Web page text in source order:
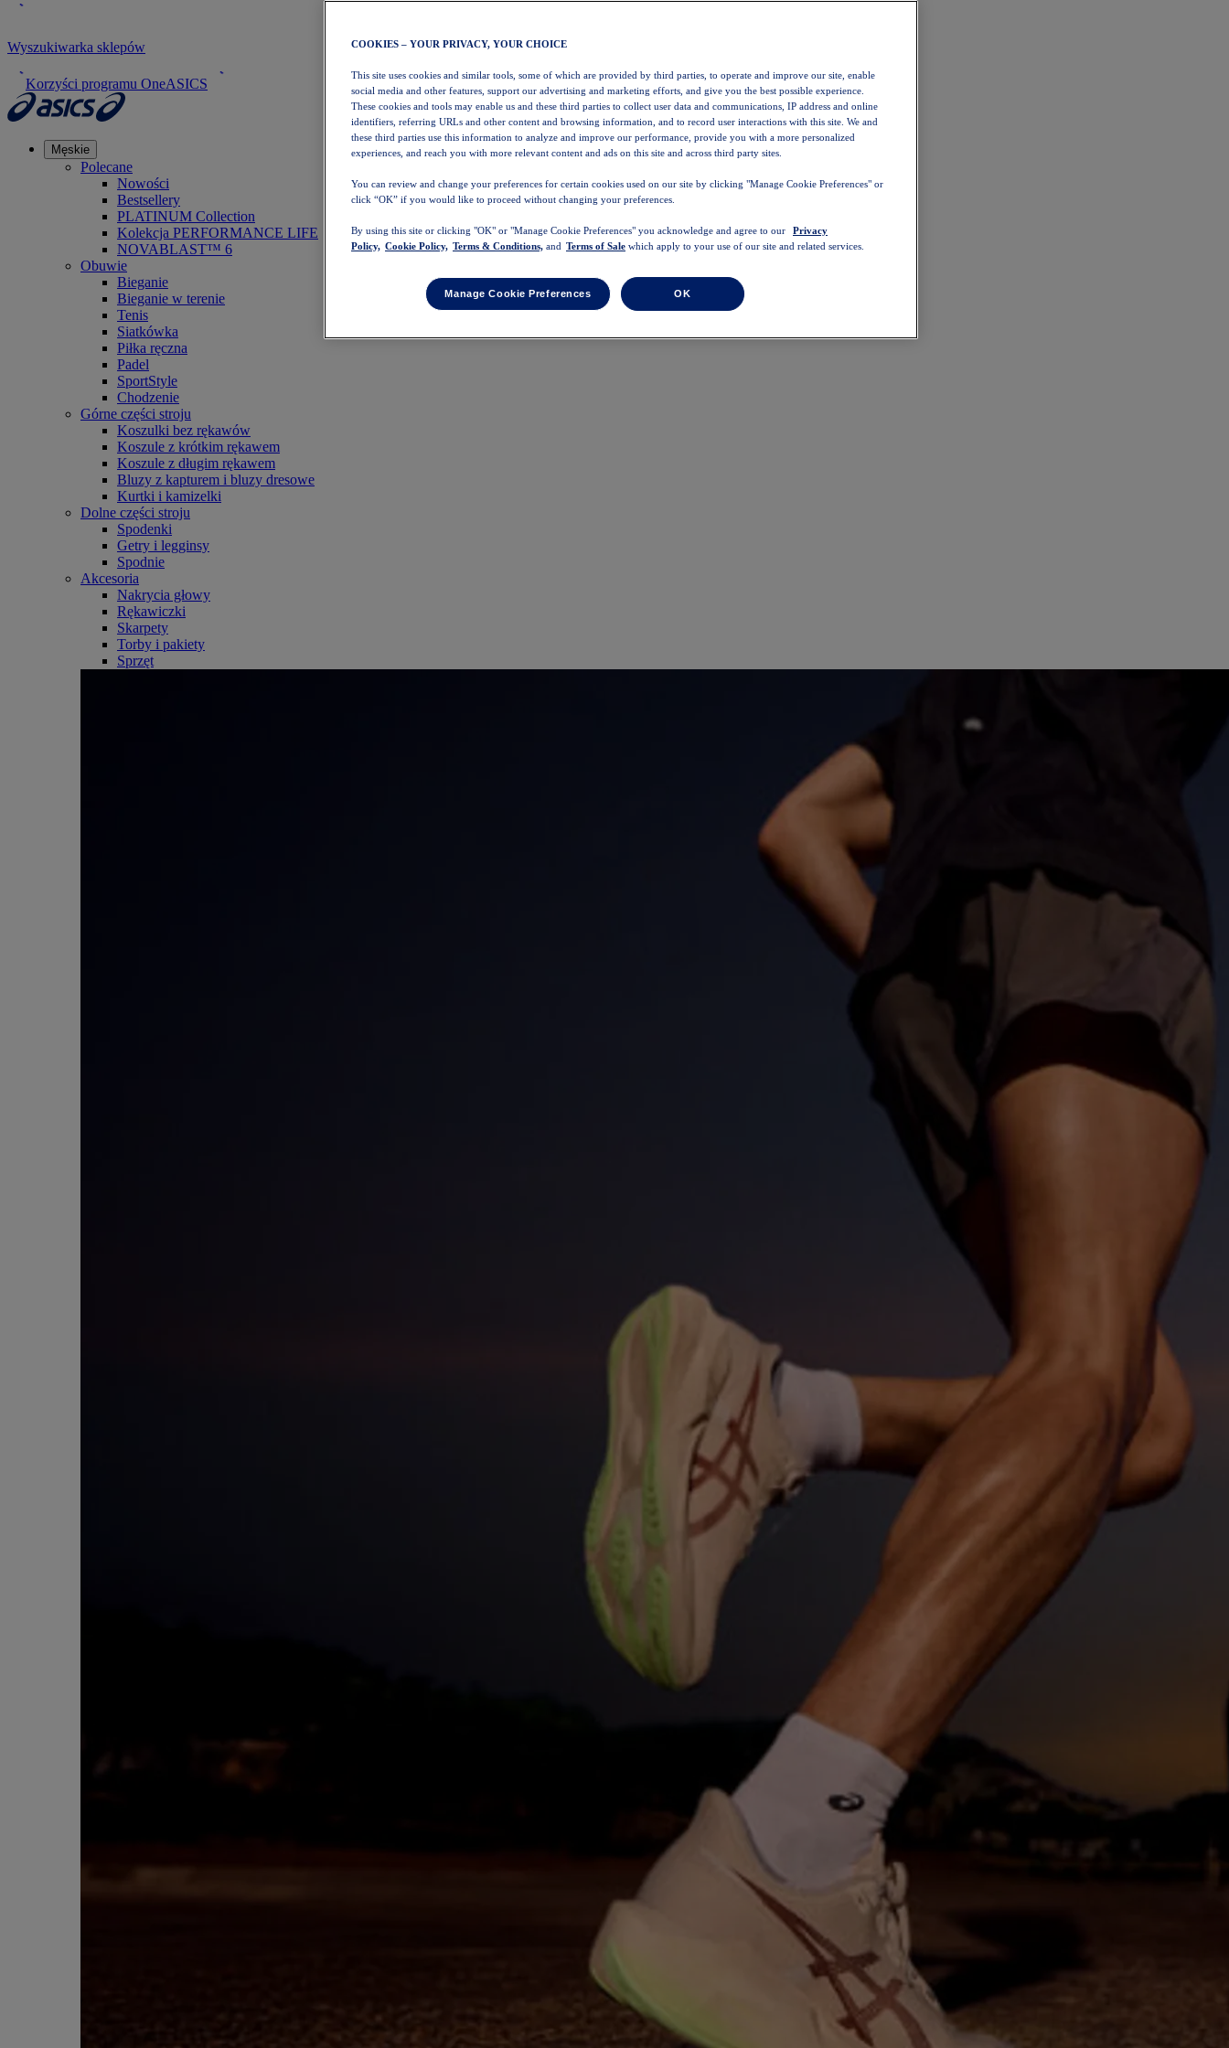
Wyszukiwarka sklepów
Korzyści programu OneASICS
Męskie
Polecane
Nowości
Bestsellery
PLATINUM Collection
Kolekcja PERFORMANCE LIFE
NOVABLAST™ 6
Obuwie
Bieganie
Bieganie w terenie
Tenis
Siatkówka
Piłka ręczna
Padel
SportStyle
Chodzenie
Górne części stroju
Koszulki bez rękawów
Koszule z krótkim rękawem
Koszule z długim rękawem
Bluzy z kapturem i bluzy dresowe
Kurtki i kamizelki
Dolne części stroju
Spodenki
Getry i legginsy
Spodnie
Akcesoria
Nakrycia głowy
Rękawiczki
Skarpety
Torby i pakiety
Sprzęt
COOKIES – YOUR PRIVACY, YOUR CHOICE
This site uses cookies and similar tools, some of which are provided by third parties, to operate and improve our site, enable
social media and other features, support our advertising and marketing efforts, and give you the best possible experience.
These cookies and tools may enable us and these third parties to collect user data and communications, IP address and online
identifiers, referring URLs and other content and browsing information, and to record user interactions with this site. We and
these third parties use this information to analyze and improve our performance, provide you with a more personalized
experiences, and reach you with more relevant content and ads on this site and across third party sites.
You can review and change your preferences for certain cookies used on our site by clicking "Manage Cookie Preferences" or
click “OK” if you would like to proceed without changing your preferences.
By using this site or clicking "OK" or "Manage Cookie Preferences" you acknowledge and agree to our
Privacy
Policy, Cookie Policy, Terms & Conditions, and Terms of Sale which apply to your use of our site and related services.
Manage Cookie Preferences OK